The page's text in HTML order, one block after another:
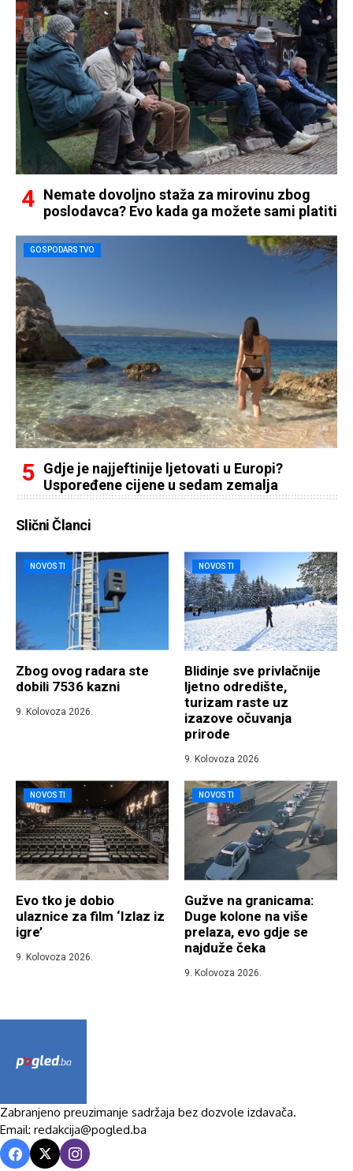
Nemate dovoljno staža za mirovinu zbog
poslodavca? Evo kada ga možete sami platiti
GOSPODARSTVO
Gdje je najjeftinije ljetovati u Europi?
Uspoređene cijene u sedam zemalja
Slični Članci
NOVOSTI
Zbog ovog radara ste
dobili 7536 kazni
9. Kolovoza 2026.
NOVOSTI
Blidinje sve privlačnije
ljetno odredište,
turizam raste uz
izazove očuvanja
prirode
9. Kolovoza 2026.
NOVOSTI
Evo tko je dobio
ulaznice za film ‘Izlaz iz
igre’
9. Kolovoza 2026.
NOVOSTI
Gužve na granicama:
Duge kolone na više
prelaza, evo gdje se
najduže čeka
9. Kolovoza 2026.
Zabranjeno preuzimanje sadržaja bez dozvole izdavača.
Email: redakcija@pogled.ba